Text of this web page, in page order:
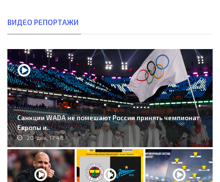
ВИДЕО РЕПОРТАЖИ
Санкции WADA не помешают России принять чемпионат
Европы и..
20-дек, 17:48